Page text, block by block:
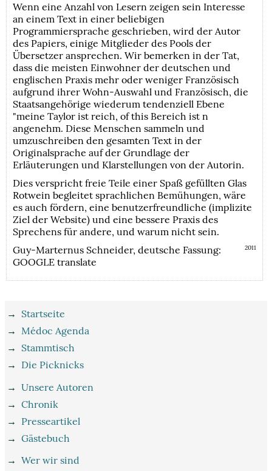
Wenn eine Anzahl von Lesern zeigen sein Interesse
an einem Text in einer beliebigen
Programmiersprache geschrieben, wird der Autor
des Papiers, einige Mitglieder des Pools der
Übersetzer ansprechen. Wir bemerken in der Tat,
dass die meisten Einwohner der deutschen und
englischen Praxis mehr oder weniger Französisch
aufgrund ihrer Wohn-Auswahl und Französisch, die
Staatsangehörige wiederum tendenziell Ebene
"meine Taylor ist reich, of this Bereich ist n
angenehm. Diese Menschen sammeln und
umzuschreiben den gesamten Text in der
Originalsprache auf der Grundlage der
Erläuterungen und Klarstellungen von der Autorin.
Dies verspricht freie Teile einer Spaß gefüllten Glas
Rotwein begleitet sprachlichen Bemühungen, wäre
es auch fördern, eine benutzerfreundliche (implizite
Ziel der Website) und eine bessere Praxis des
Sprechens für andere, und warum nicht sein.
2011
Guy-Marternus Schneider, deutsche Fassung:
GOOGLE translate
→ Startseite
→Médoc Agenda
→ Stammtisch
→ Die Picknicks
→Unsere Autoren
→Chronik
→ Presseartikel
→Gästebuch
→Wer wir sind